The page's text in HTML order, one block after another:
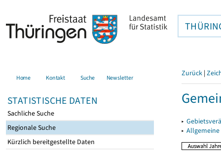
Home Kontakt Suche Newsletter
STATISTISCHE DATEN
Sachliche Suche
Regionale Suche
Kürzlich bereitgestellte Daten
Zurück |
▸
▸